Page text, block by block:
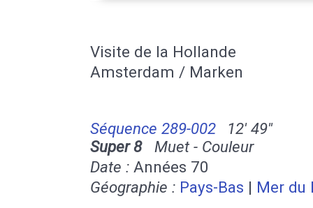
Visite de la Hollande
Amsterdam / Marken
Séquence 289-002
12' 49''
Super 8Muet - Couleur
Date : Années 70
Géographie : Pays-Bas | Mer du